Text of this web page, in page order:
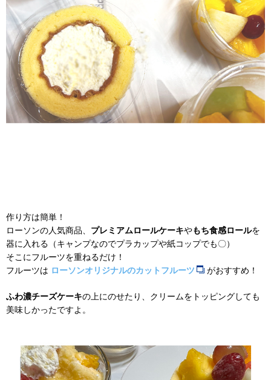
作り方は簡単！
ローソンの人気商品、 プレミアムロールケーキやもち食感ロールを
器に入れる（キャンプなのでプラカップや紙コップでも〇）
そこにフルーツを重ねるだけ！
フルーツは ローソンオリジナルのカットフルーツ がおすすめ！
ふわ濃チーズケーキの上にのせたり、クリームをトッピングしても
美味しかったですよ。